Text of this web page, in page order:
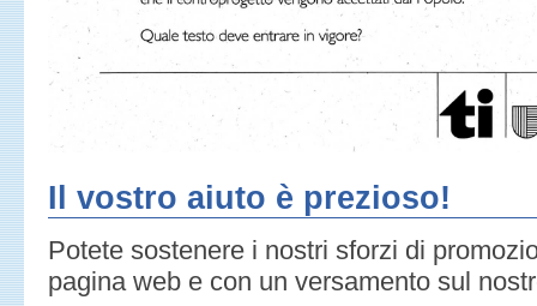
Il vostro aiuto è prezioso!
Potete sostenere i nostri sforzi di
pagina web e con un versamento sul